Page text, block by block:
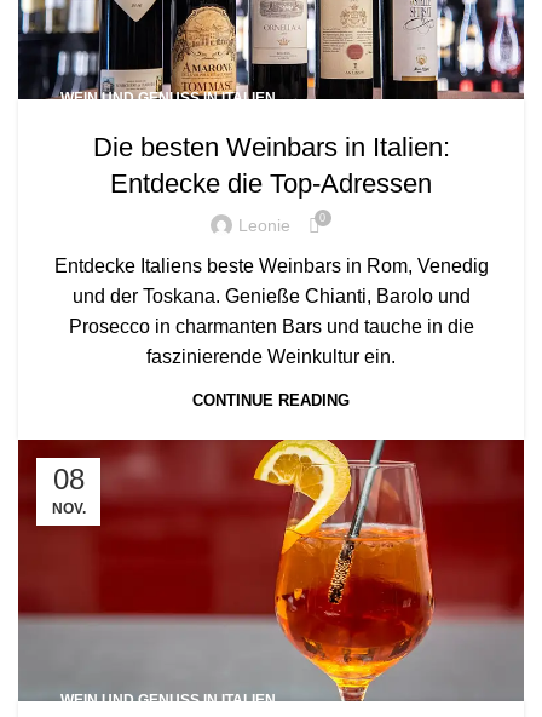
WEIN UND GENUSS IN ITALIEN
Die besten Weinbars in Italien:
Entdecke die Top-Adressen
Leonie 0
Entdecke Italiens beste Weinbars in Rom, Venedig
und der Toskana. Genieße Chianti, Barolo und
Prosecco in charmanten Bars und tauche in die
faszinierende Weinkultur ein.
CONTINUE READING
08
NOV.
WEIN UND GENUSS IN ITALIEN